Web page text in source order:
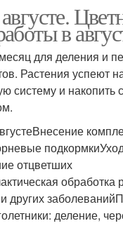
в
для деления и
Растения успеют
систему и накопить
отцветших
обработка
других
деление,